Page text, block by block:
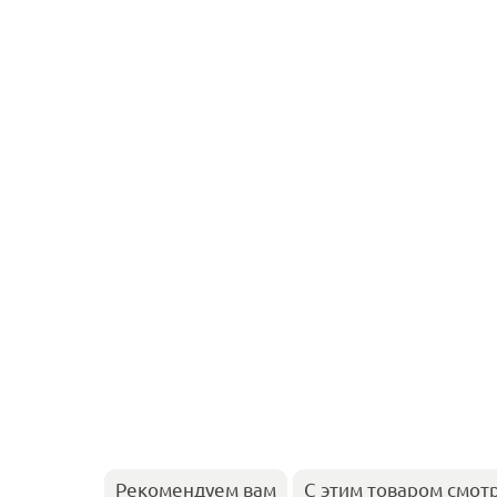
Рекомендуем вам С этим товаром